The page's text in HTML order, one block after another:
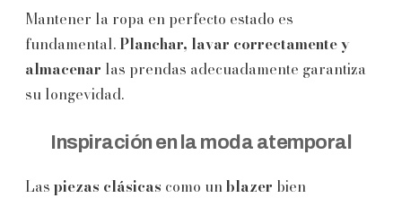
Mantener la ropa en perfecto estado es
fundamental. Planchar, lavar correctamente y
almacenar las prendas adecuadamente garantiza
su longevidad.
Inspiración en la moda atemporal
Las piezas clásicas como unblazer bien